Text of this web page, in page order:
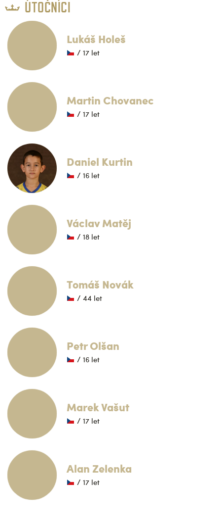
ÚTOČNÍCI
Lukáš Holeš
/ 17 let
Martin Chovanec
/ 17 let
Daniel Kurtin
/ 16 let
Václav Matěj
/ 18 let
Tomáš Novák
/ 44 let
Petr Olšan
/ 16 let
Marek Vašut
/ 17 let
Alan Zelenka
/ 17 let